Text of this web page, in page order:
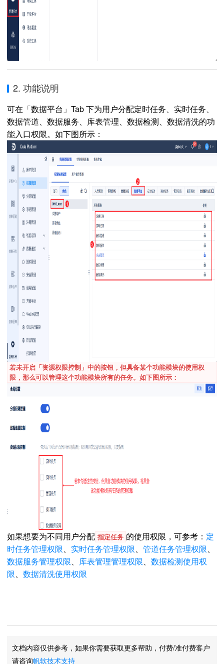
2. 功能说明
可在「数据平台 」 Tab 下为用户分配定时任务、实时任务、
数据管道、数据服务、库表管理、数据检测、数据清洗的功
能入口权限。如下图所示：
若未开启「资源权限控制」中的按钮，但具备某个功能模块的使用权
限，那么可以管理这个功能模块所有的任务。如下图所示：
如果想要为不同用户分配 指定任务 的使用权限，可参考： 定
时任务管理权限、 实时任务管理权限、 管道任务管理权限、
数据服务管理权限、 库表管理管理权限、 数据检测使用权
限、 数据清洗使用权限
文档内容仅供参考，如果你需要获取更多帮助，付费/准付费客户
请咨询帆软技术支持